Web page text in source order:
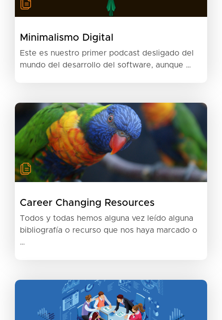
Minimalismo Digital
Este es nuestro primer podcast desligado del
mundo del desarrollo del software, aunque …
Career Changing Resources
Todos y todas hemos alguna vez leído alguna
bibliografía o recurso que nos haya marcado o
…